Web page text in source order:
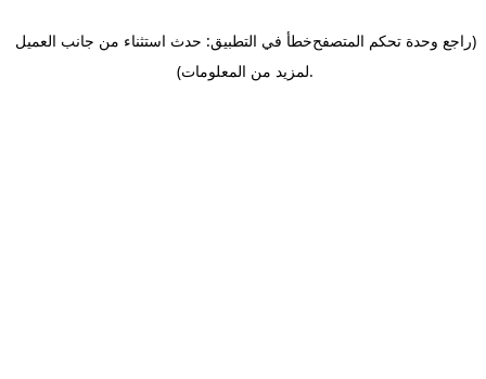
خطأ في التطبيق: حدث استثناء من جانب العميل(راجع وحدة تحكم المتصفح
لمزيد من المعلومات).